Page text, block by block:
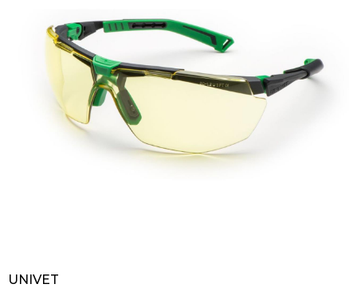
UNIVET